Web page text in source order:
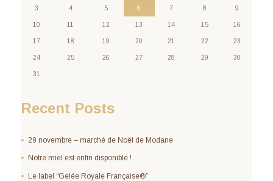
3 4 5 6 7 8 9
10 11 12 13 14 15 16
17 18 19 20 21 22 23
24 25 26 27 28 29 30
31
Recent Posts
29 novembre – marché de Noël de Modane
Notre miel est enfin disponible !
Le label “Gelée Royale Française®”